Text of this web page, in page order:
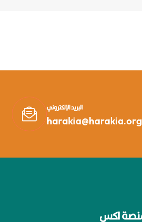
البريد الإلكتروني
اكس